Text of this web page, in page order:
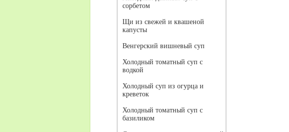
сорбетом
Щи из свежей и квашеной
капусты
Венгерский вишневый суп
Холодный томатный суп с
водкой
Холодный суп из огурца и
креветок
Холодный томатный суп с
базиликом